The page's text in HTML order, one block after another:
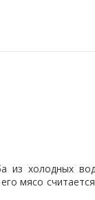
из холодных
мясо